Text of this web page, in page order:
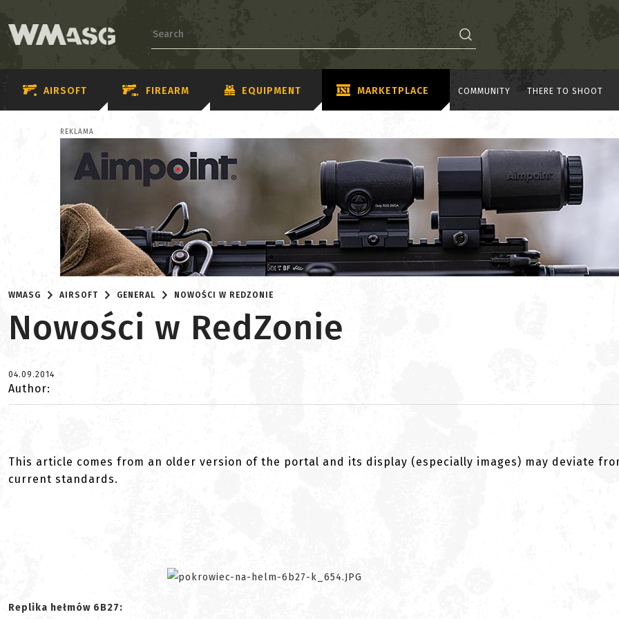
AIRSOFT FIREARM EQUIPMENT MARKETPLACE COMMUNITY THERE TO SHOOT
REKLAMA
WMASG AIRSOFT GENERAL NOWOŚCI W REDZONIE
Nowości w RedZonie
04.09.2014
Author:
This article comes from an older version of the portal and its display (especially images) may deviate
current standards.
Replika hełmów 6B27: